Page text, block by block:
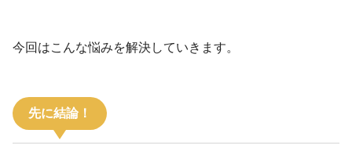
今回はこんな悩みを解決していきます。
先に結論！